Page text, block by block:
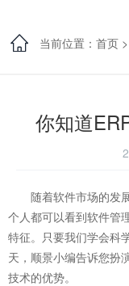
当前位置：首页 >
你知道
随着软件市场的发
个人都可以看到软件管
特征。只要我们学会科
天，顺景小编告诉您扮
技术的优势。